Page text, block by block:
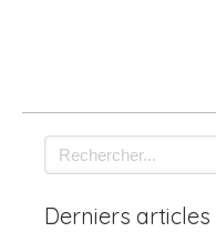
Rechercher
Derniers articles